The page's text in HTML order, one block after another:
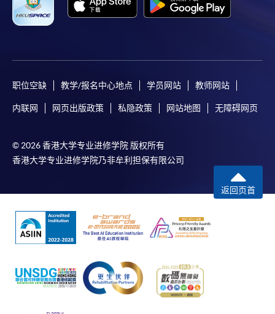
职位空缺 教学/报名中心地点 学员网站 教师网站
内联网 网页出版政策 私隐政策 网站地图 无障碍网页
© 2026 香港大学专业进修学院 版权所有
香港大学专业进修学院乃非牟利担保有限公司
返回页首